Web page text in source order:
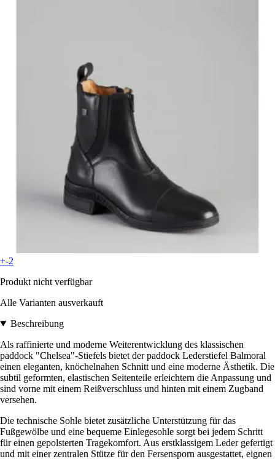
+-2
Produkt nicht verfügbar
Alle Varianten ausverkauft
Beschreibung
Als raffinierte und moderne Weiterentwicklung des klassischen
paddock "Chelsea"-Stiefels bietet der paddock Lederstiefel Balmoral
einen eleganten, knöchelnahen Schnitt und eine moderne Ästhetik. Die
subtil geformten, elastischen Seitenteile erleichtern die Anpassung und
sind vorne mit einem Reißverschluss und hinten mit einem Zugband
versehen.
Die technische Sohle bietet zusätzliche Unterstützung für das
Fußgewölbe und eine bequeme Einlegesohle sorgt bei jedem Schritt
für einen gepolsterten Tragekomfort. Aus erstklassigem Leder gefertigt
und mit einer zentralen Stütze für den Fersensporn ausgestattet, eignen